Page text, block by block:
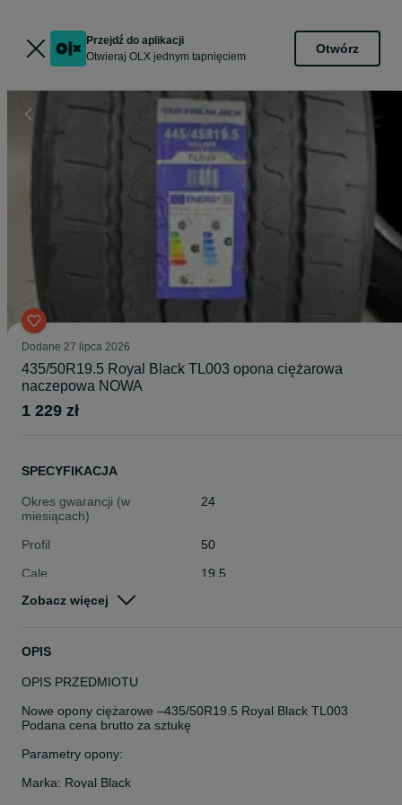
Przejdź do aplikacji
Otwieraj OLX jednym tapnięciem
Otwórz
Dodane 27 lipca 2026
435/50R19.5 Royal Black TL003 opona ciężarowa
naczepowa NOWA
1 229 zł
SPECYFIKACJA
Okres gwarancji (w
miesiącach)
24
Profil
50
Cale
19.5
Stan
Pojazd
Szerokość
Zobacz więcej
OPIS
OPIS PRZEDMIOTU
Nowe opony ciężarowe –435/50R19.5 Royal Black TL003
Podana cena brutto za sztukę
Parametry opony:
Marka: Royal Black